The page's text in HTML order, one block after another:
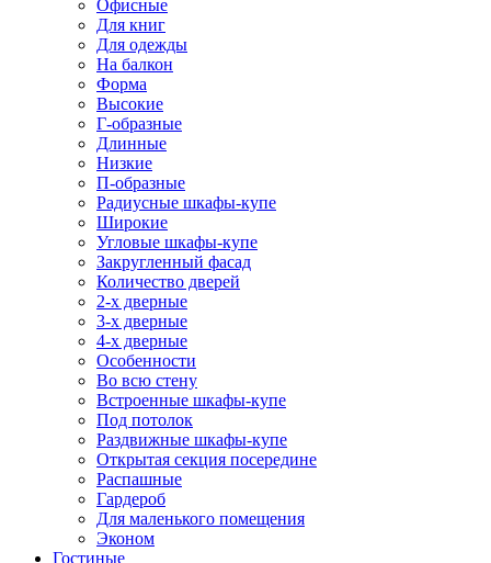
Офисные
Для книг
Для одежды
На балкон
Форма
Высокие
Г-образные
Длинные
Низкие
П-образные
Радиусные шкафы-купе
Широкие
Угловые шкафы-купе
Закругленный фасад
Количество дверей
2-х дверные
3-х дверные
4-х дверные
Особенности
Во всю стену
Встроенные шкафы-купе
Под потолок
Раздвижные шкафы-купе
Открытая секция посередине
Распашные
Гардероб
Для маленького помещения
Эконом
Гостиные